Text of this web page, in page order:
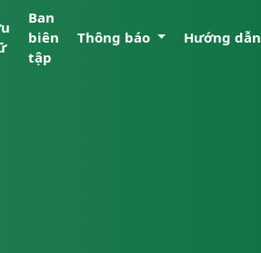
Ban
biên
tập
Thông báo Hướng dẫn